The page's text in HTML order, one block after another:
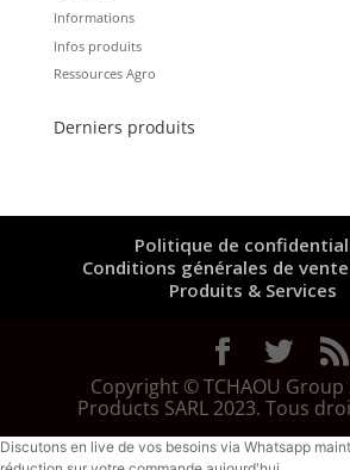
Informations
Infos produits
Ressources Agro
Derniers produits
Politique de
Conditions générales de vente
Produits & Services
Copyright © TCHAOU Group
Products SARL 2023. Tous
Discutons en live de vos besoins via Whatsapp